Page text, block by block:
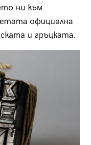
ни към
официална
и гръцката.